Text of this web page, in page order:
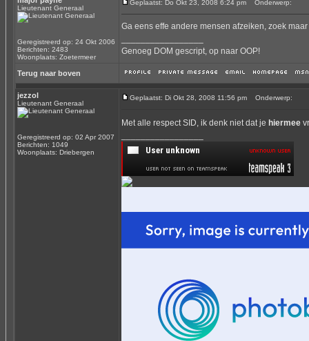
Lieutenant Generaal
Geregistreerd op: 24 Okt 2006
Berichten: 2483
Woonplaats: Zoetermeer
Geplaatst: Do Okt 23, 2008 6:24 pm Onderwerp:
Ga eens effe andere mensen afzeiken, zoek
Genoeg DOM gescript, op naar OOP!
Terug naar boven
jezzol
Lieutenant Generaal
Geregistreerd op: 02 Apr 2007
Berichten: 1049
Woonplaats: Driebergen
Geplaatst: Di Okt 28, 2008 11:56 pm Onderwerp:
Met alle respect SID, ik denk niet dat je hiermee